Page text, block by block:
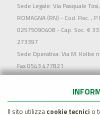
Sede Legale: Via Pasquale
ROMAGNA (RN) - Cod. Fisc. ,
02575090408 - Cap. Soc. €
273397
Sede Operativa: Via M. Kolbe
Fax 0543 477821
Società soggetta all'attività di
Il sito utilizza cookie tecnici o